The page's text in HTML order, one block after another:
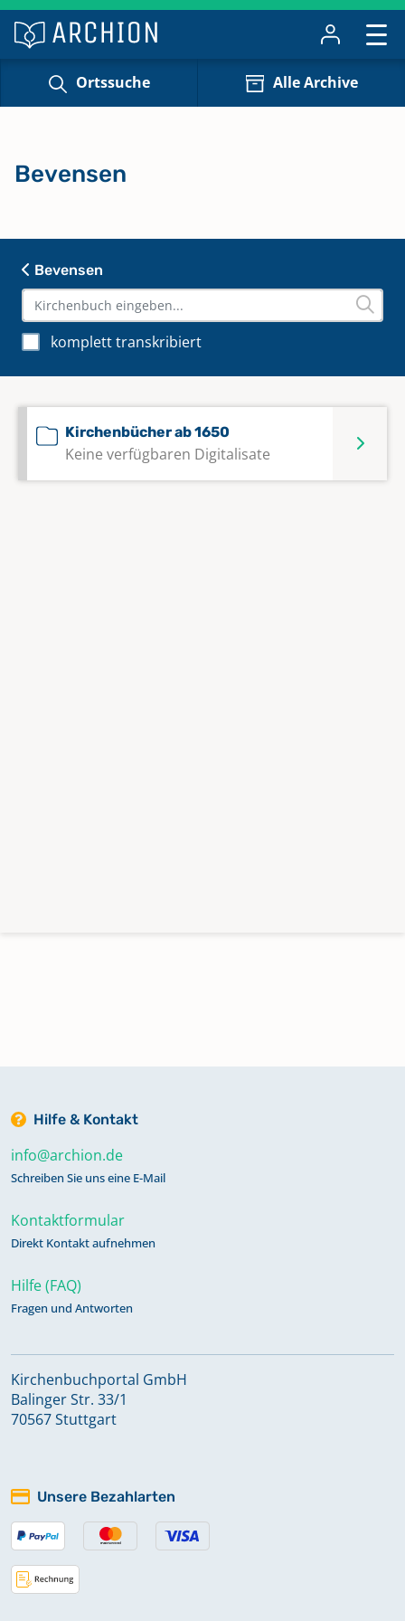
Ortssuche Alle Archive
Bevensen
komplett transkribiert
Kirchenbücher ab 1650
Keine verfügbaren Digitalisate
Bevensen
Hilfe & Kontakt
info@archion.de
Schreiben Sie uns eine E-Mail
Kontaktformular
Direkt Kontakt aufnehmen
Hilfe (FAQ)
Fragen und Antworten
Kirchenbuchportal GmbH
Balinger Str. 33/1
70567 Stuttgart
Unsere Bezahlarten